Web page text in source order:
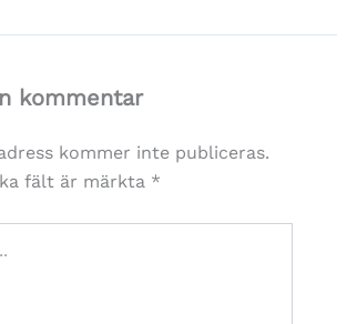
kommentar
kommer inte publiceras.
fält är märkta *